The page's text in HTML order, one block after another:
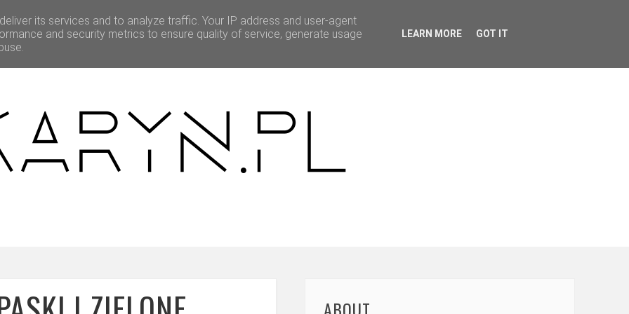
BEAUTY O MNIE WSPÓŁPRACA
its services and to analyze traffic. Your IP address and user-agent
and security metrics to ensure quality of service, generate usage
LEARN MORE GOT IT